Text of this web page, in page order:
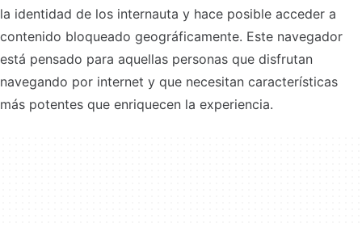
la identidad de los internauta y hace posible acceder a
contenido bloqueado geográficamente. Este navegador
está pensado para aquellas personas que disfrutan
navegando por internet y que necesitan características
más potentes que enriquecen la experiencia.